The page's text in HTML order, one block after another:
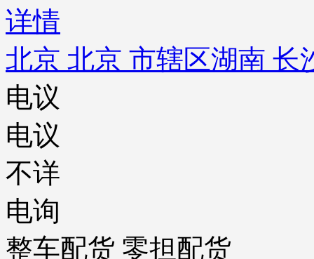
详情
北京 北京 市辖区湖南 长
电议
电议
不详
电询
整车配货 零担配货